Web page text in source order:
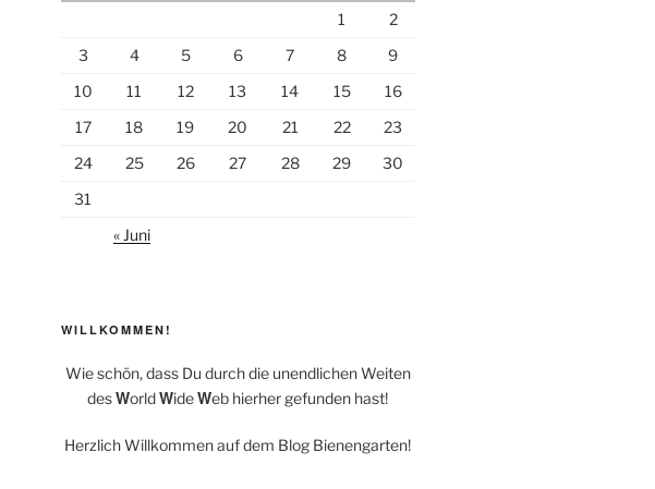
1
2
3
4 5 6 7 8
9
10
11 12 13 14 15
16
17
18 19 20 21 22
23
24
25 26 27 28 29
30
31
« Juni
WILLKOMMEN!
Wie schön, dass Du durch die unendlichen Weiten
desWorldWideWeb hierher gefunden hast!
Herzlich Willkommen auf dem Blog Bienengarten!